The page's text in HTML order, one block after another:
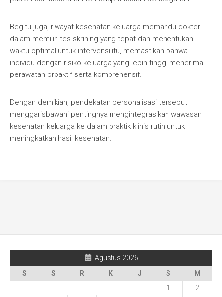
Begitu juga, riwayat kesehatan keluarga memandu dokter
dalam memilih tes skrining yang tepat dan menentukan
waktu optimal untuk intervensi itu, memastikan bahwa
individu dengan risiko keluarga yang lebih tinggi menerima
perawatan proaktif serta komprehensif.
Dengan demikian, pendekatan personalisasi tersebut
menggarisbawahi pentingnya mengintegrasikan wawasan
kesehatan keluarga ke dalam praktik klinis rutin untuk
meningkatkan hasil kesehatan.
Agustus 2026
S
S R K J S
M
1
2